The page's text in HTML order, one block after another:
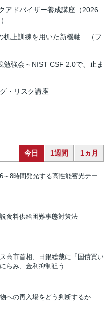
アドバイザー養成講座（2026
机上訓練を用いた新機軸 （フ
勉強会～NIST CSF 2.0で、止ま
・リスク講座
今日 1週間 1ヵ月
～8時間発光する高性能蓄光テー
食料供給困難事態対策法
高市首相、日銀総裁に「国債買い
らみ、金利抑制狙う
への再入場をどう判断するか